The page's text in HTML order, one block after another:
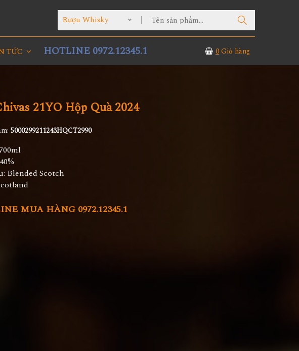
Rượu Whisky
TỨC HOTLINE 0972.12345.1 0Giỏ hàng
21YO Hộp Quà 2024
5000299211243HQCT2990
Blended Scotch
MUA HÀNG 0972.12345.1